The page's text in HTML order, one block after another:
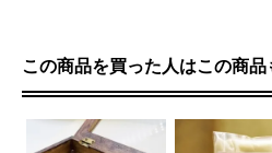
この商品を買った人はこの商